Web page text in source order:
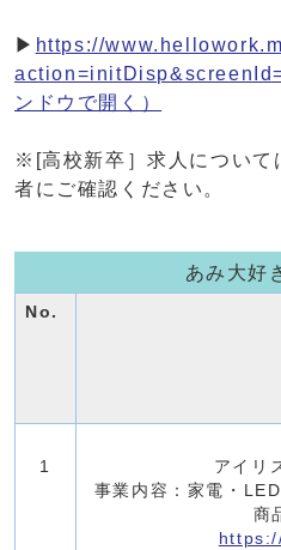
▶ https://
ンドウで開く）
※[高校新卒］求人について
者にご確認ください。
あみ大好
No.
1
アイリ
事業内容：家電・
商